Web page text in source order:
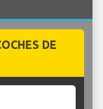
DE